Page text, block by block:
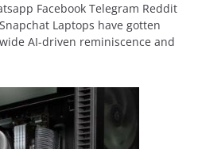
Facebook Telegram Reddit
Laptops have gotten
AI-driven reminiscence and